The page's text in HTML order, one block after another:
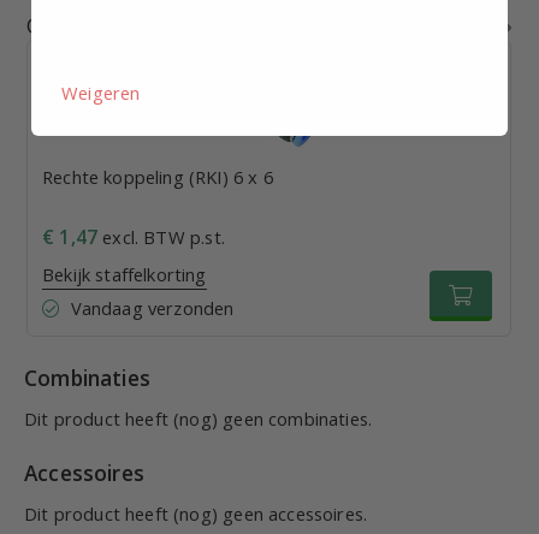
Gerelateerde producten
Rechte koppeling (RKI) 6 x 6
€ 1,47 excl. BTW p.st.
Bekijk staffelkorting
Vandaag verzonden
Combinaties
Dit product heeft (nog) geen combinaties.
Accessoires
Dit product heeft (nog) geen accessoires.
Weigeren